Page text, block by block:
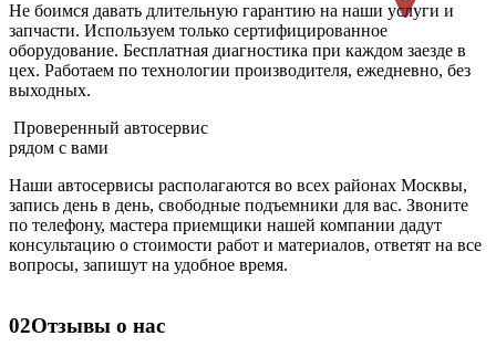
Не боимся давать длительную гарантию на наши услуги и
запчасти. Используем только сертифицированное
оборудование. Бесплатная диагностика при каждом заезде в
цех. Работаем по технологии производителя, ежедневно, без
выходных.
Проверенный автосервис
рядом с вами
Наши автосервисы располагаются во всех районах Москвы,
запись день в день, свободные подъемники для вас. Звоните
по телефону, мастера приемщики нашей компании дадут
консультацию о стоимости работ и материалов, ответят на все
вопросы, запишут на удобное время.
02Отзывы о нас